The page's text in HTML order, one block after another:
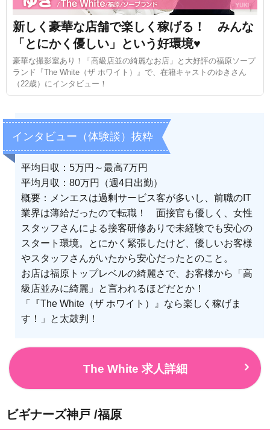
新しく豪華な店舗で楽しく稼げる！ みんな
「とにかく優しい」という好環境♥
豪華な撮影室あり！「高級店並の綺麗なお店」と大好評の福原ソープ
ランド『The White（ザ ホワイト）』で、在籍キャストのゆきさん
（22歳）にインタビュー！
インタビュー（体験談）抜粋
平均日収：5万円～最高7万円
平均月収：80万円（週4日出勤）
概要：メンエスは過剰サービス客が多いし、前職のIT
業界は薄給だったので転職！ 面接官も優しく、女性
スタッフさんによる接客研修ありで未経験でも安心の
スタート環境。とにかく緊張したけど、優しいお客様
やスタッフさんがいたから安心だったとのこと。
お店は福原トップレベルの綺麗さで、お客様から「高
級店並みに綺麗」と言われるほどだとか！
「『The White（ザ ホワイト）』なら楽しく稼げま
す！」と太鼓判！
The White 求人詳細
ビギナーズ神戸 /福原